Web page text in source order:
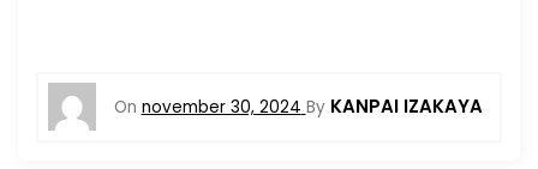
On november 30, 2024 By KANPAI IZAKAYA